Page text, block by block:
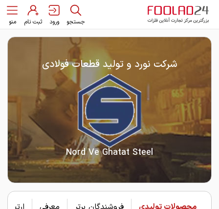
جستجو ورود ثبت نام منو
شرکت نورد و تولید قطعات فولادی
Nord Ve Ghatat Steel